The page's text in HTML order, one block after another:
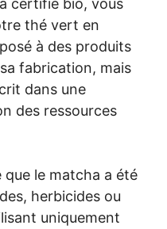
certifié bio, vous
thé vert en
à des produits
fabrication, mais
dans une
des ressources
que le matcha a été
herbicides ou
uniquement